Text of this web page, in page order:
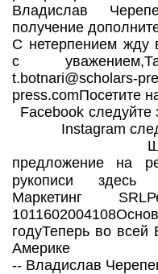
Владислав
получение
С нетерпением жду
с
Facebook
Instagram
предложение на
рукописи здесь
Маркетинг
годуТеперь во
Америке
-- Владислав